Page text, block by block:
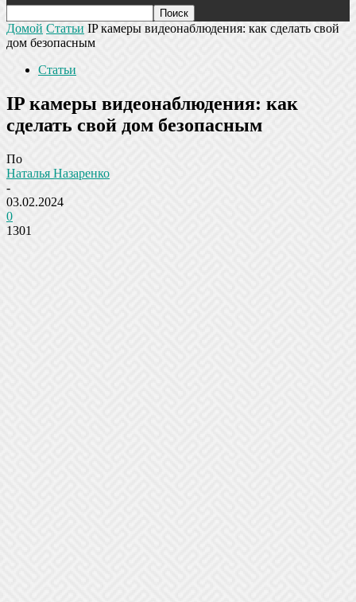
Домой Статьи IP камеры видеонаблюдения: как сделать свой
дом безопасным
Статьи
IP камеры видеонаблюдения: как
сделать свой дом безопасным
По
Наталья Назаренко
-
03.02.2024
0
1301